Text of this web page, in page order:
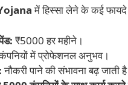
में हिस्सा लेने के कई
₹5000 हर महीने।
में प्रोफेशनल अनुभव।
नौकरी पाने की संभावना बढ़ जाती